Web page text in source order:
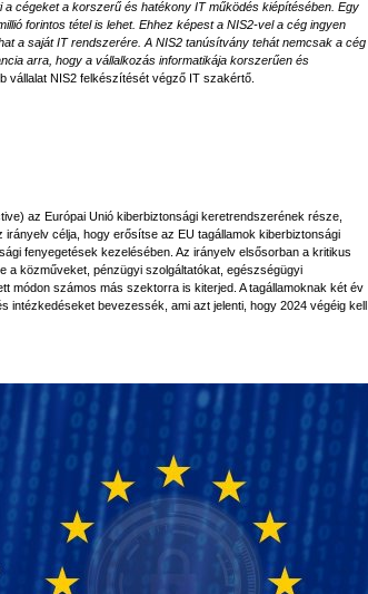
cégeket a korszerű és hatékony IT működés kiépítésében. Egy
forintos tétel is lehet. Ehhez képest a NIS2-vel a cég ingyen
a saját IT rendszerére. A NIS2 tanúsítvány tehát nemcsak a cég
arra, hogy a vállalkozás informatikája korszerűen és
vállalat NIS2 felkészítését végző IT szakértő.
az Európai Unió kiberbiztonsági keretrendszerének része,
célja, hogy erősítse az EU tagállamok kiberbiztonsági
fenyegetések kezelésében. Az irányelv elsősorban a kritikus
a közműveket, pénzügyi szolgáltatókat, egészségügyi
módon számos más szektorra is kiterjed. A tagállamoknak két év
intézkedéseket bevezessék, ami azt jelenti, hogy 2024 végéig kell